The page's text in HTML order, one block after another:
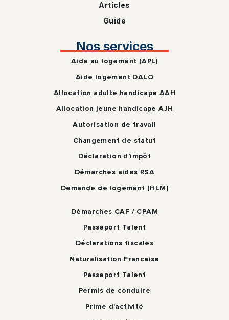
Articles
Guide
Nos services
Aide au logement (APL)
Aide logement DALO
Allocation adulte handicape AAH
Allocation jeune handicape AJH
Autorisation de travail
Changement de statut
Déclaration d’impôt
Démarches aides RSA
Demande de logement (HLM)
Démarches CAF / CPAM
Passeport Talent
Déclarations fiscales
Naturalisation Francaise
Passeport Talent
Permis de conduire
Prime d’activité